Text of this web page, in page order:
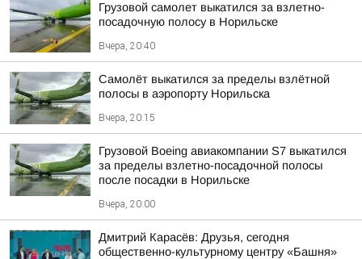
Грузовой самолет выкатился за взлетно-
посадочную полосу в Норильске
Вчера, 20:40
Самолёт выкатился за пределы взлётной
полосы в аэропорту Норильска
Вчера, 20:15
Грузовой Boeing авиакомпании S7 выкатился
за пределы взлетно-посадочной полосы
после посадки в Норильске
Вчера, 20:00
Дмитрий Карасёв: Друзья, сегодня
общественно-культурному центру «Башня»